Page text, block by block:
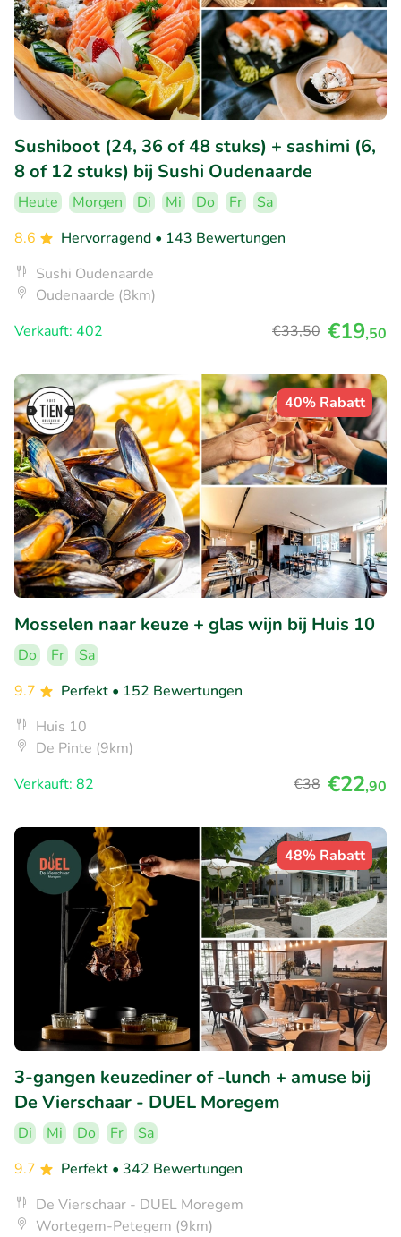
Sushiboot (24, 36 of 48 stuks) + sashimi (6,
8 of 12 stuks) bij Sushi Oudenaarde
Heute Morgen Di Mi Do Fr
Sa
8.6
Hervorragend • 143 Bewertungen
Sushi Oudenaarde
Oudenaarde (8km)
Verkauft: 402
€33,50 €19,50
40% Rabatt
Mosselen naar keuze + glas wijn bij Huis 10
Do Fr
Sa
9.7
Perfekt • 152 Bewertungen
Huis 10
De Pinte (9km)
Verkauft: 82
€38 €22,90
48% Rabatt
3-gangen keuzediner of -lunch + amuse bij
De Vierschaar - DUEL Moregem
Di Mi Do Fr
Sa
9.7
Perfekt • 342 Bewertungen
De Vierschaar - DUEL Moregem
Wortegem-Petegem (9km)